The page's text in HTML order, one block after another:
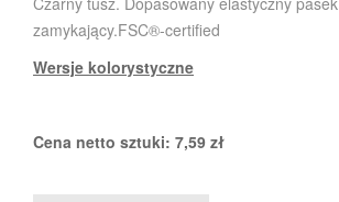
zamykający.FSC®-certified
Wersje kolorystyczne
Cena netto sztuki: 7,59 zł